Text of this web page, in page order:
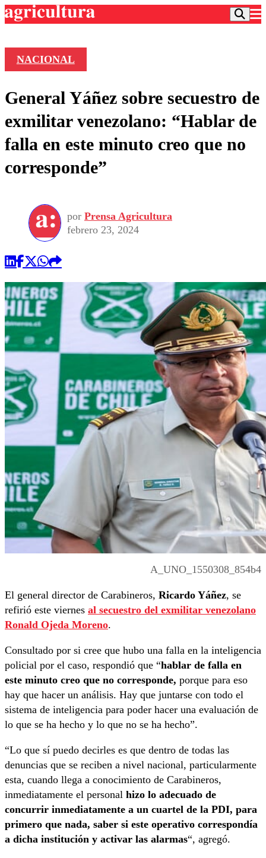
Frecuencias
Agricultura TV
Deportes
Colo Colo
Motor
Torneo Internacional
Torneo Nacional
Entretención
Noticias
Internacional
Nacional
Vida Social
Programas
Comercial
NACIONAL
General Yáñez sobre secuestro de
exmilitar venezolano: “Hablar de
falla en este minuto creo que no
corresponde”
por Prensa Agricultura
febrero 23, 2024
A_UNO_1550308_854b4
El general director de Carabineros, Ricardo Yáñez, se
refirió este viernes al secuestro del exmilitar venezolano
Ronald Ojeda Moreno.
Consultado por si cree que hubo una falla en la inteligencia
policial por el caso, respondió que “hablar de falla en
este minuto creo que no corresponde, porque para eso
hay que hacer un análisis. Hay que juntarse con todo el
sistema de inteligencia para poder hacer una evaluación de
lo que se ha hecho y lo que no se ha hecho”.
“Lo que sí puedo decirles es que dentro de todas las
denuncias que se reciben a nivel nacional, particularmente
esta, cuando llega a conocimiento de Carabineros,
inmediatamente el personal hizo lo adecuado de
concurrir inmediatamente a un cuartel de la PDI, para
primero que nada, saber si este operativo correspondía
a dicha institución y activar las alarmas“, agregó.